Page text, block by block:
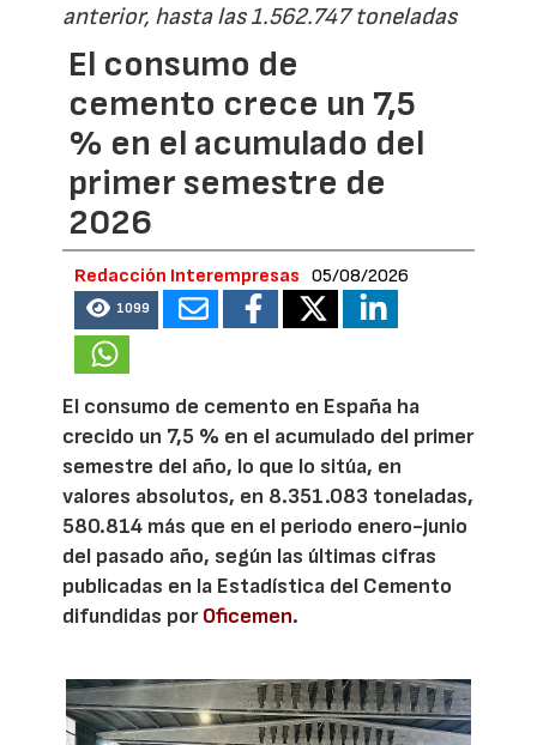
anterior, hasta las 1.562.747 toneladas
El consumo de
cemento crece un 7,5
% en el acumulado del
primer semestre de
2026
Redacción Interempresas 05/08/2026
1099
El consumo de cemento en España ha
crecido un 7,5 % en el acumulado del primer
semestre del año, lo que lo sitúa, en
valores absolutos, en 8.351.083 toneladas,
580.814 más que en el periodo enero-junio
del pasado año, según las últimas cifras
publicadas en la Estadística del Cemento
difundidas porOficemen.